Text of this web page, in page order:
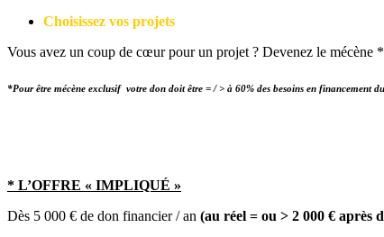
Choisissez vos projets
Vous avez un coup de cœur pour un projet ? Devenez le mécène
*Pour être mécène exclusif votre don doit être = / > à 60% des besoins en financement
* L’OFFRE « IMPLIQUÉ »
Dès 5 000 € de don financier / an (au réel = ou > 2 000 € après